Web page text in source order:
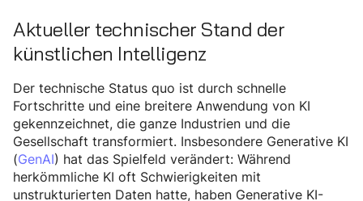
Aktueller technischer Stand der
künstlichen Intelligenz
Der technische Status quo ist durch schnelle
Fortschritte und eine breitere Anwendung von KI
gekennzeichnet, die ganze Industrien und die
Gesellschaft transformiert. Insbesondere Generative KI
(GenAI) hat das Spielfeld verändert: Während
herkömmliche KI oft Schwierigkeiten mit
unstrukturierten Daten hatte, haben Generative KI-